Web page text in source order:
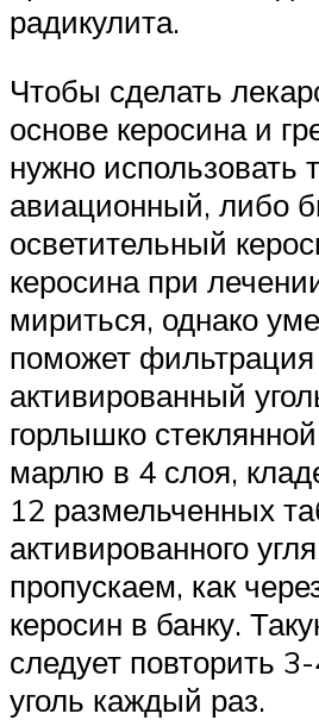
радикулита.
Чтобы сделать
основе керосина и
нужно использовать
авиационный, либо
осветительный
керосина при
мириться, однако
поможет фильтрация
активированный
горлышко
марлю в 4 слоя,
12 размельченных
активированного
пропускаем, как
керосин в банку.
следует повторить
уголь каждый раз.